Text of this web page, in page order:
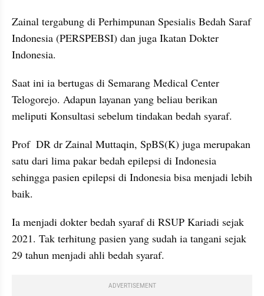
Zainal tergabung di Perhimpunan Spesialis Bedah Saraf
Indonesia (PERSPEBSI) dan juga Ikatan Dokter
Indonesia.
Saat ini ia bertugas di Semarang Medical Center
Telogorejo. Adapun layanan yang beliau berikan
meliputi Konsultasi sebelum tindakan bedah syaraf.
Prof  DR dr Zainal Muttaqin, SpBS(K) juga merupakan
satu dari lima pakar bedah epilepsi di Indonesia
sehingga pasien epilepsi di Indonesia bisa menjadi lebih
baik.
Ia menjadi dokter bedah syaraf di RSUP Kariadi sejak
2021. Tak terhitung pasien yang sudah ia tangani sejak
29 tahun menjadi ahli bedah syaraf.
ADVERTISEMENT